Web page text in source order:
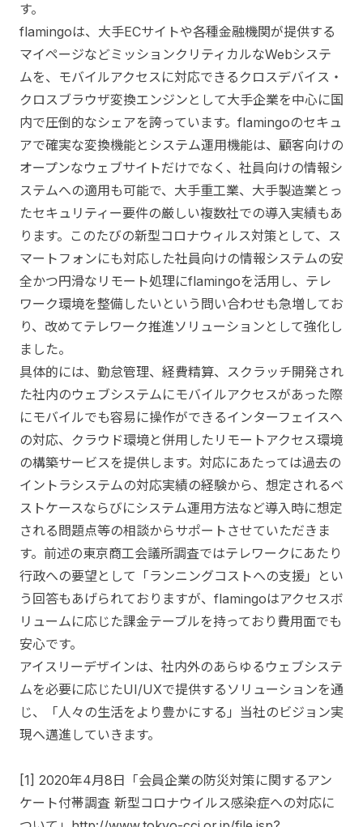
す。
flamingoは、大手ECサイトや各種金融機関が提供する
マイページなどミッションクリティカルなWebシステ
ムを、モバイルアクセスに対応できるクロスデバイス・
クロスブラウザ変換エンジンとして大手企業を中心に国
内で圧倒的なシェアを誇っています。flamingoのセキュ
アで確実な変換機能とシステム運用機能は、顧客向けの
オープンなウェブサイトだけでなく、社員向けの情報シ
ステムへの適用も可能で、大手重工業、大手製造業とっ
たセキュリティー要件の厳しい複数社での導入実績もあ
ります。このたびの新型コロナウィルス対策として、ス
マートフォンにも対応した社員向けの情報システムの安
全かつ円滑なリモート処理にflamingoを活用し、テレ
ワーク環境を整備したいという問い合わせも急増してお
り、改めてテレワーク推進ソリューションとして強化し
ました。
具体的には、勤怠管理、経費精算、スクラッチ開発され
た社内のウェブシステムにモバイルアクセスがあった際
にモバイルでも容易に操作ができるインターフェイスへ
の対応、クラウド環境と併用したリモートアクセス環境
の構築サービスを提供します。対応にあたっては過去の
イントラシステムの対応実績の経験から、想定されるベ
ストケースならびにシステム運用方法など導入時に想定
される問題点等の相談からサポートさせていただきま
す。前述の東京商工会議所調査ではテレワークにあたり
行政への要望として「ランニングコストへの支援」とい
う回答もあげられておりますが、flamingoはアクセスボ
リュームに応じた課金テーブルを持っており費用面でも
安心です。
アイスリーデザインは、社内外のあらゆるウェブシステ
ムを必要に応じたUI/UXで提供するソリューションを通
じ、「人々の生活をより豊かにする」当社のビジョン実
現へ邁進していきます。
[1] 2020年4月8日「会員企業の防災対策に関するアン
ケート付帯調査 新型コロナウイルス感染症への対応に